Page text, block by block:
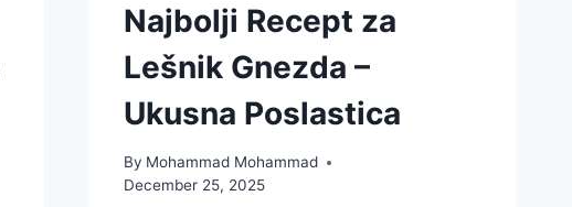
Najbolji Recept za
Lešnik Gnezda –
Ukusna Poslastica
By Mohammad Mohammad
December 25, 2025